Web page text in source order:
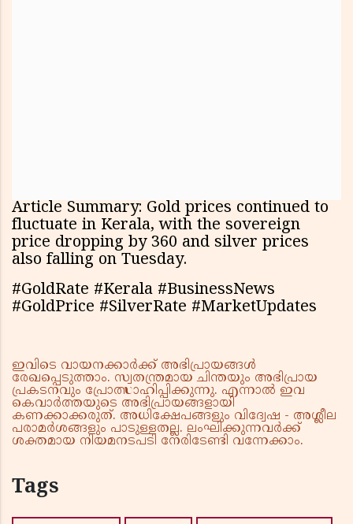
Article Summary: Gold prices continued to
fluctuate in Kerala, with the sovereign
price dropping by ₹360 and silver prices
also falling on Tuesday.
#GoldRate #Kerala #BusinessNews
#GoldPrice #SilverRate #MarketUpdates
ഇവിടെ വായനക്കാർക്ക് അഭിപ്രായങ്ങൾ
രേഖപ്പെടുത്താം. സ്വതന്ത്രമായ ചിന്തയും അഭിപ്രായ
പ്രകടനവും പ്രോത്സാഹിപ്പിക്കുന്നു. എന്നാൽ ഇവ
കെവാർത്തയുടെ അഭിപ്രായങ്ങളായി
കണക്കാക്കരുത്. അധിക്ഷേപങ്ങളും വിദ്വേഷ - അശ്ലീല
പരാമർശങ്ങളും പാടുള്ളതല്ല. ലംഘിക്കുന്നവർക്ക്
ശക്തമായ നിയമനടപടി നേരിടേണ്ടി വന്നേക്കാം.
Tags